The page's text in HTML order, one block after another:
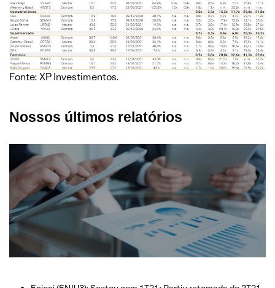
Fonte: XP Investimentos.
Nossos últimos relatórios